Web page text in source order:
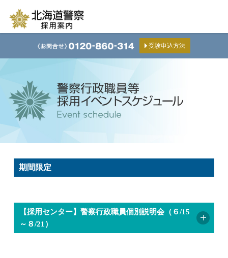
受験申込方法
期間限定
【採用センター】警察行政職員個別説明会（６/15
～８/21）